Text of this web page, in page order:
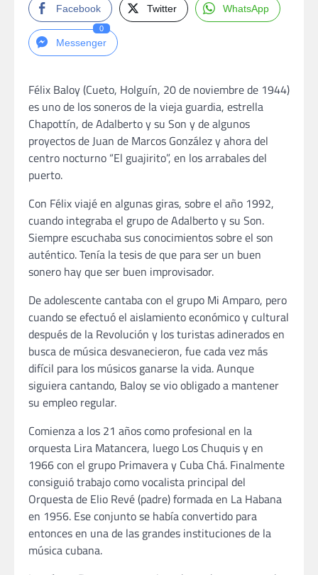
Facebook Twitter WhatsApp
Messenger
0
Félix Baloy (Cueto, Holguín, 20 de noviembre de 1944)
es uno de los soneros de la vieja guardia, estrella
Chapottín, de Adalberto y su Son y de algunos
proyectos de Juan de Marcos González y ahora del
centro nocturno “El guajirito”, en los arrabales del
puerto.
Con Félix viajé en algunas giras, sobre el año 1992,
cuando integraba el grupo de Adalberto y su Son.
Siempre escuchaba sus conocimientos sobre el son
auténtico. Tenía la tesis de que para ser un buen
sonero hay que ser buen improvisador.
De adolescente cantaba con el grupo Mi Amparo, pero
cuando se efectuó el aislamiento económico y cultural
después de la Revolución y los turistas adinerados en
busca de música desvanecieron, fue cada vez más
difícil para los músicos ganarse la vida. Aunque
siguiera cantando, Baloy se vio obligado a mantener
su empleo regular.
Comienza a los 21 años como profesional en la
orquesta Lira Matancera, luego Los Chuquis y en
1966 con el grupo Primavera y Cuba Chá. Finalmente
consiguió trabajo como vocalista principal del
Orquesta de Elio Revé (padre) formada en La Habana
en 1956. Ese conjunto se había convertido para
entonces en una de las grandes instituciones de la
música cubana.